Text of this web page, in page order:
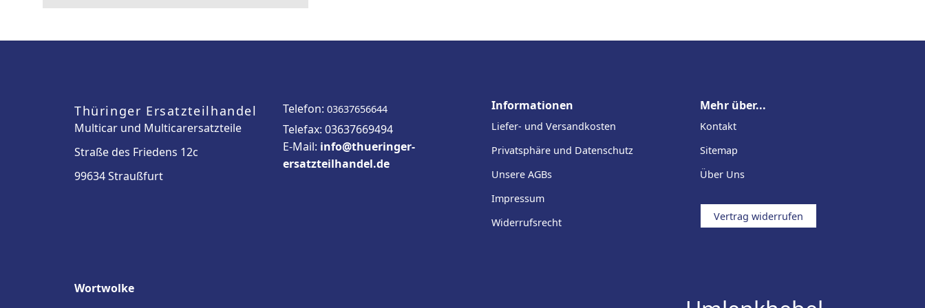
Thüringer Ersatzteilhandel
Multicar und Multicarersatzteile
Straße des Friedens 12c
99634 Straußfurt
Telefon: 03637656644
Telefax: 03637669494
E-Mail: info@thueringer-
ersatzteilhandel.de
Informationen
Liefer- und Versandkosten
Privatsphäre und Datenschutz
Unsere AGBs
Impressum
Widerrufsrecht
Mehr über...
Kontakt
Sitemap
Über Uns
Vertrag widerrufen
Wortwolke